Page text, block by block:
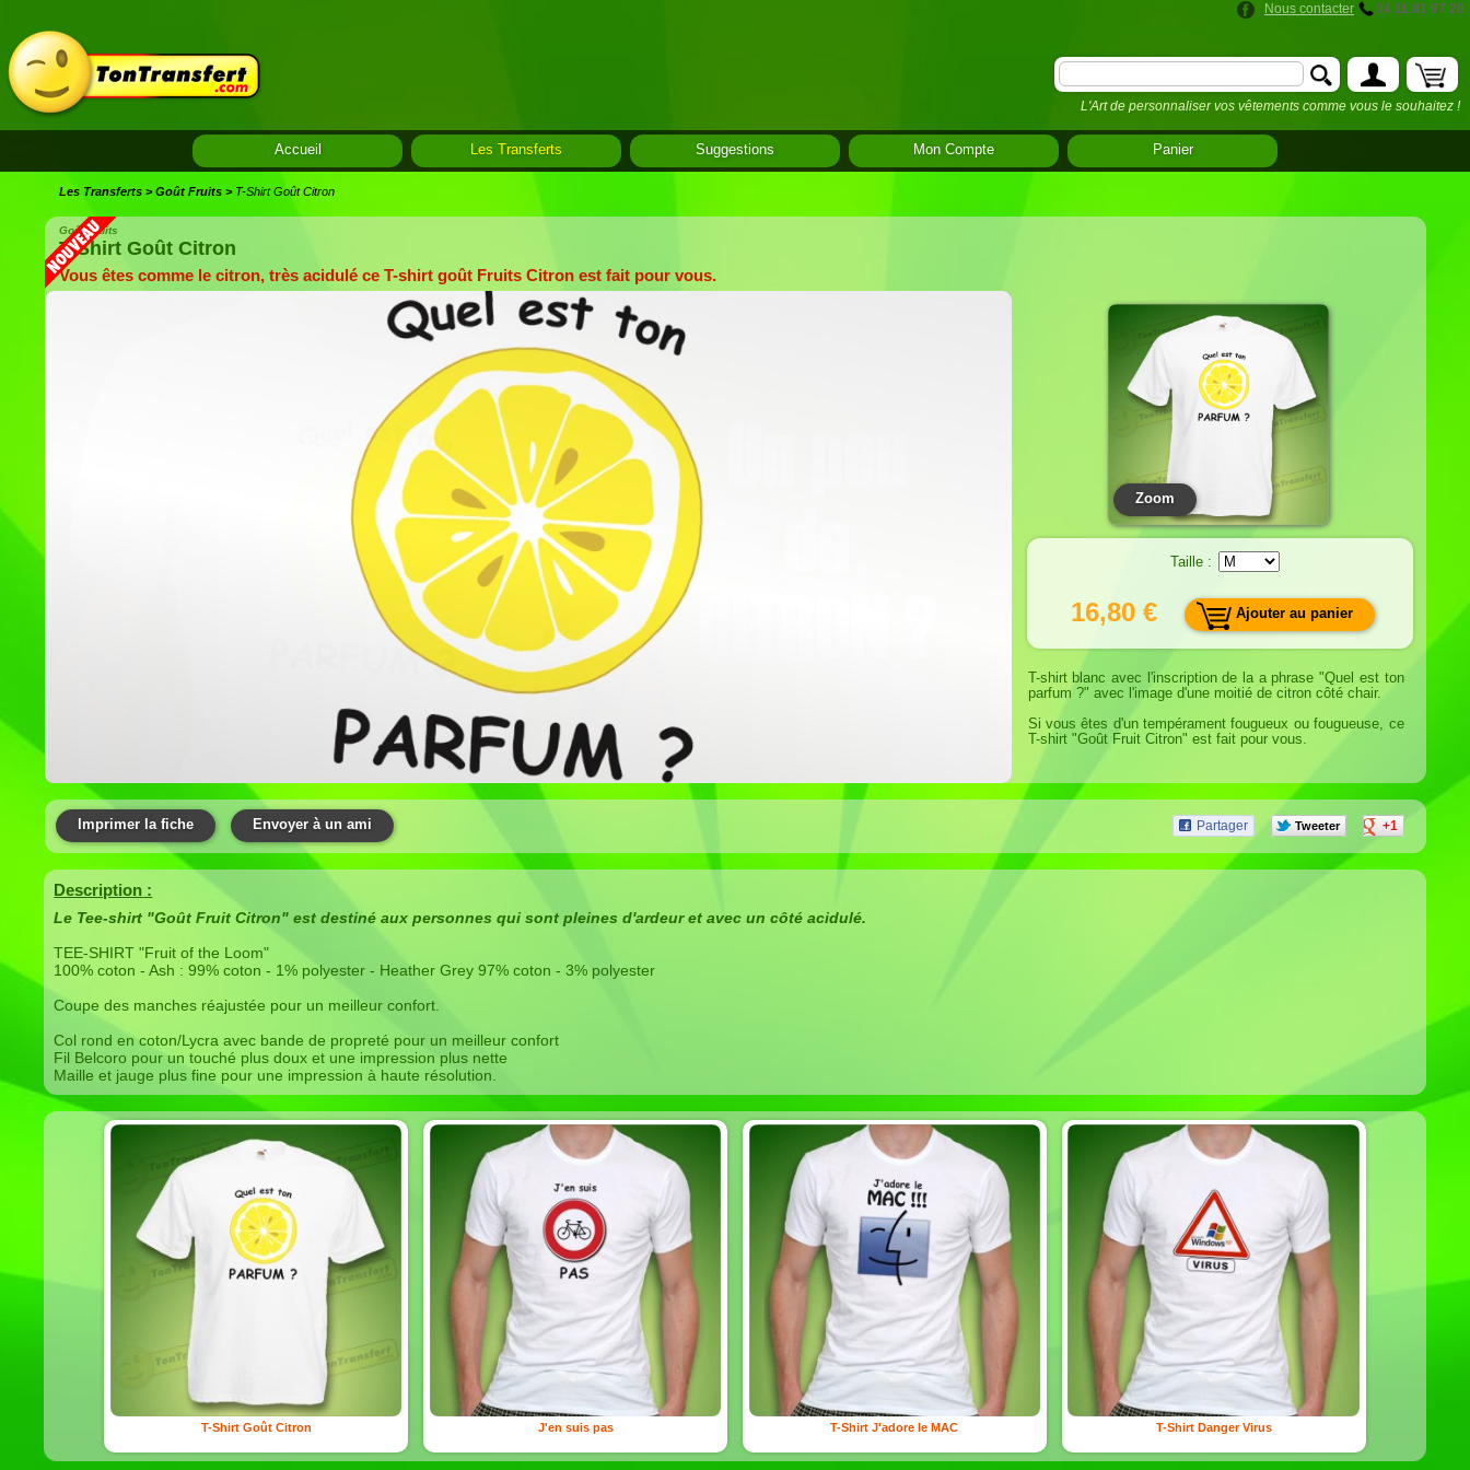
Nous contacter 04 11 81 97 20
L'Art de personnaliser vos vêtements comme vous le souhaitez !
Accueil Les Transferts Suggestions Mon Compte Panier
Les Transferts>Goût Fruits> T-Shirt Goût Citron
Goût Fruits
T-Shirt Goût Citron
Vous êtes comme le citron, très acidulé ce T-shirt goût Fruits Citron est fait pour vous.
Zoom
Taille :
16,80 € Ajouter au panier
T-shirt blanc avec l'inscription de la a phrase "Quel est ton
parfum ?" avec l'image d'une moitié de citron côté chair.
Si vous êtes d'un tempérament fougueux ou fougueuse, ce
T-shirt "Goût Fruit Citron" est fait pour vous.
Imprimer la fiche Envoyer à un ami Partager Tweeter +1
Description :
Le Tee-shirt "Goût Fruit Citron" est destiné aux personnes qui sont pleines d'ardeur et avec un côté acidulé.
TEE-SHIRT "Fruit of the Loom"
100% coton - Ash : 99% coton - 1% polyester - Heather Grey 97% coton - 3% polyester
Coupe des manches réajustée pour un meilleur confort.
Col rond en coton/Lycra avec bande de propreté pour un meilleur confort
Fil Belcoro pour un touché plus doux et une impression plus nette
Maille et jauge plus fine pour une impression à haute résolution.
T-Shirt Goût Citron J'en suis pas T-Shirt J'adore le MAC T-Shirt Danger Virus